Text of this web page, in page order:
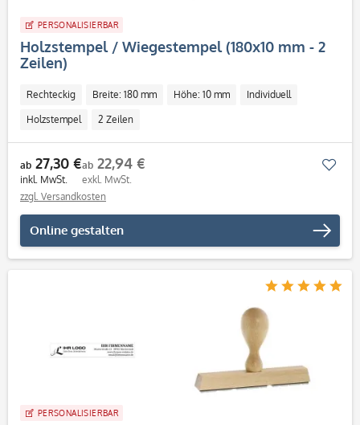
PERSONALISIERBAR
Holzstempel / Wiegestempel (180x10 mm - 2
Zeilen)
Rechteckig Breite: 180 mm Höhe: 10 mm Individuell
Holzstempel 2 Zeilen
ab 27,30 €
inkl. MwSt.
ab 22,94 €
exkl. MwSt.
zzgl. Versandkosten
Online gestalten
PERSONALISIERBAR